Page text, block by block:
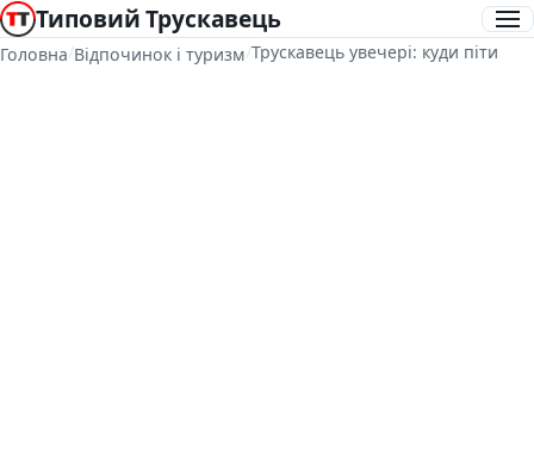
Типовий Трускавець
Головна/Відпочинок і туризм/Трускавець увечері: куди піти